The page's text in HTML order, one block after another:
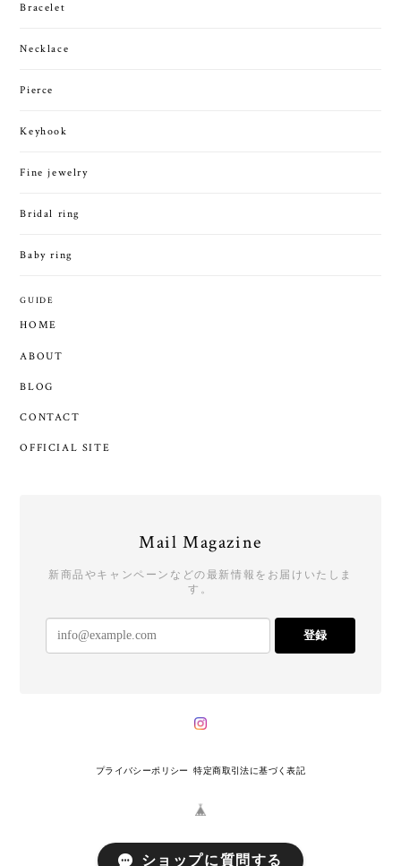
Bracelet
Necklace
Pierce
Keyhook
Fine jewelry
Bridal ring
Baby ring
GUIDE
HOME
ABOUT
BLOG
CONTACT
OFFICIAL SITE
Mail Magazine
新商品やキャンペーンなどの最新情報をお届けいたしま
す。
登録
プライバシーポリシー 特定商取引法に基づく表記
ショップに質問する